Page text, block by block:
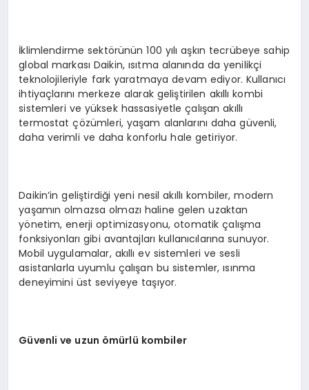
İklimlendirme sektörünün 100 yılı aşkın tecrübeye sahip
global markası Daikin, ısıtma alanında da yenilikçi
teknolojileriyle fark yaratmaya devam ediyor. Kullanıcı
ihtiyaçlarını merkeze alarak geliştirilen akıllı kombi
sistemleri ve yüksek hassasiyetle çalışan akıllı
termostat çözümleri, yaşam alanlarını daha güvenli,
daha verimli ve daha konforlu hale getiriyor.
Daikin’in geliştirdiği yeni nesil akıllı kombiler, modern
yaşamın olmazsa olmazı haline gelen uzaktan
yönetim, enerji optimizasyonu, otomatik çalışma
fonksiyonları gibi avantajları kullanıcılarına sunuyor.
Mobil uygulamalar, akıllı ev sistemleri ve sesli
asistanlarla uyumlu çalışan bu sistemler, ısınma
deneyimini üst seviyeye taşıyor.
Güvenli ve uzun ömürlü kombiler